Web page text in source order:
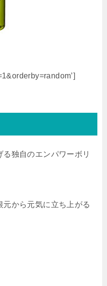
独自のエンパワーボリ
から元気に立ち上がる